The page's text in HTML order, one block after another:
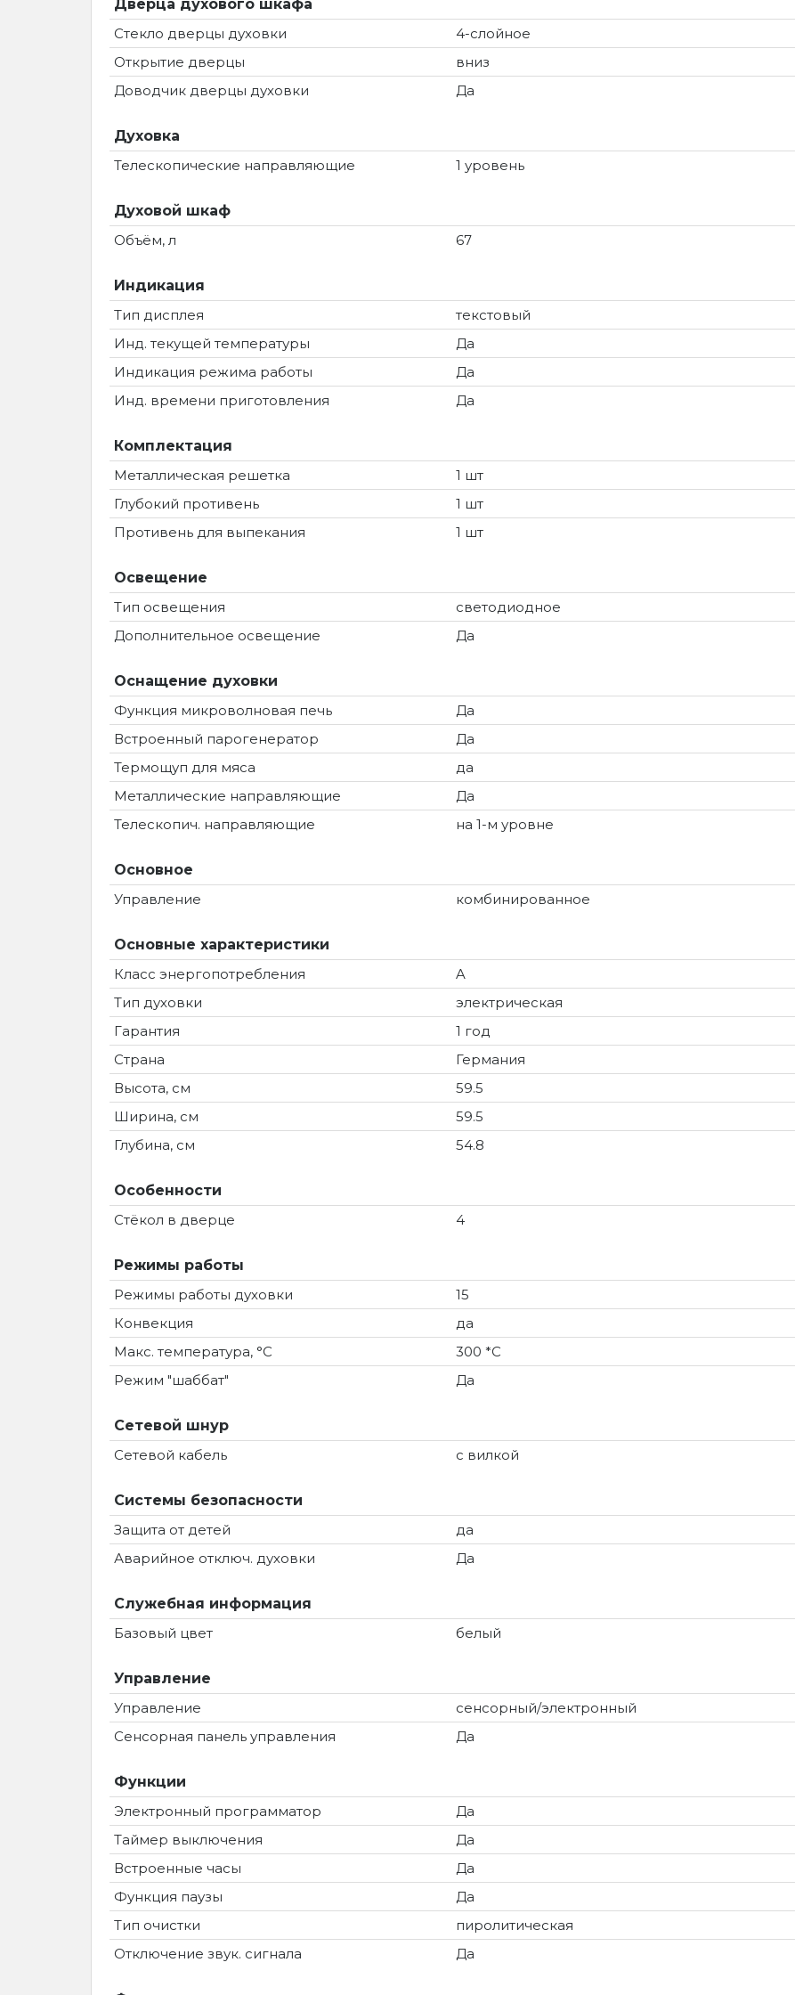
Дверца духового шкафа
Стекло дверцы духовки
4-слойное
Открытие дверцы
вниз
Доводчик дверцы духовки
Да
Духовка
Телескопические направляющие
1 уровень
Духовой шкаф
Объём, л
67
Индикация
Тип дисплея
текстовый
Инд. текущей температуры
Да
Индикация режима работы
Да
Инд. времени приготовления
Да
Комплектация
Металлическая решетка
1 шт
Глубокий противень
1 шт
Противень для выпекания
1 шт
Освещение
Тип освещения
светодиодное
Дополнительное освещение
Да
Оснащение духовки
Функция микроволновая печь
Да
Встроенный парогенератор
Да
Термощуп для мяса
да
Металлические направляющие
Да
Телескопич. направляющие
на 1-м уровне
Основное
Управление
комбинированное
Основные характеристики
Класс энергопотребления
A
Тип духовки
электрическая
Гарантия
1 год
Страна
Германия
Высота, см
59.5
Ширина, см
59.5
Глубина, см
54.8
Особенности
Стёкол в дверце
4
Режимы работы
Режимы работы духовки
15
Конвекция
да
Макс. температура, °C
300 *С
Режим "шаббат"
Да
Сетевой шнур
Сетевой кабель
с вилкой
Системы безопасности
Защита от детей
да
Аварийное отключ. духовки
Да
Служебная информация
Базовый цвет
белый
Управление
Управление
сенсорный/электронный
Сенсорная панель управления
Да
Функции
Электронный программатор
Да
Таймер выключения
Да
Встроенные часы
Да
Функция паузы
Да
Тип очистки
пиролитическая
Отключение звук. сигнала
Да